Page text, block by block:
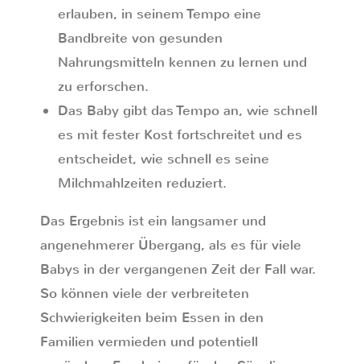
erlauben, in seinem Tempo eine
Bandbreite von gesunden
Nahrungsmitteln kennen zu lernen und
zu erforschen.
Das Baby gibt das Tempo an, wie schnell
es mit fester Kost fortschreitet und es
entscheidet, wie schnell es seine
Milchmahlzeiten reduziert.
Das Ergebnis ist ein langsamer und
angenehmerer Übergang, als es für viele
Babys in der vergangenen Zeit der Fall war.
So können viele der verbreiteten
Schwierigkeiten beim Essen in den
Familien vermieden und potentiell